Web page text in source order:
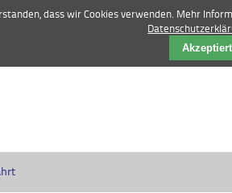
84 12 52 |
dass wir Cookies verwenden. Mehr
Akzeptiert